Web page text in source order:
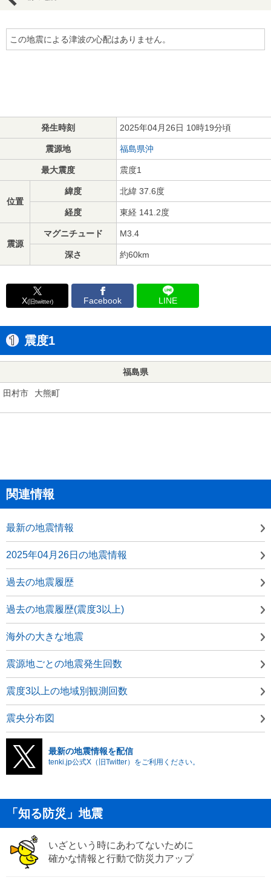
この地震による津波の心配はありません。
発生時刻 2025年04月26日 10時19分頃
震源地 福島県沖
最大震度 震度1
位置
緯度 北緯 37.6度
経度 東経 141.2度
震源
マグニチュード M3.4
深さ 約60km
X(旧twitter) Facebook LINE
震度1
福島県
田村市 大熊町
関連情報
最新の地震情報
2025年04月26日の地震情報
過去の地震履歴
過去の地震履歴(震度3以上)
海外の大きな地震
震源地ごとの地震発生回数
震度3以上の地域別観測回数
震央分布図
最新の地震情報を配信
tenki.jp公式X（旧Twitter）をご利用ください。
「知る防災」地震
いざという時にあわてないために
確かな情報と行動で防災力アップ